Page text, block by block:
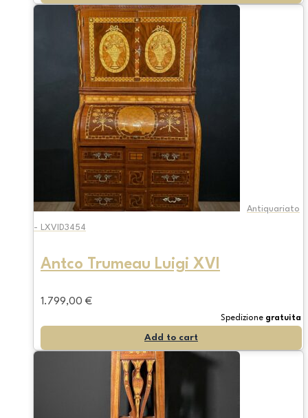
Antiquariato
- LXVID3454
Antco Trumeau Luigi XVI
1.799,00 €
Spedizione gratuita
Add to cart